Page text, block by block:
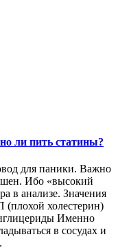
ли пить статины?
для паники. Важно
Ибо «высокий
в анализе. Значения
холестерин)
Именно
в сосудах и